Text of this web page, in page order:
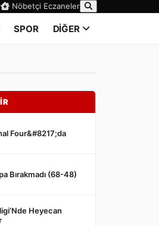
Nöbetçi Eczaneler
SPOR DİĞER
Four&#8217;da
Bırakmadı (68-48)
Heyecan